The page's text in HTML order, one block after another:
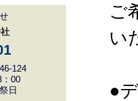
124
00
日
ご
い
●